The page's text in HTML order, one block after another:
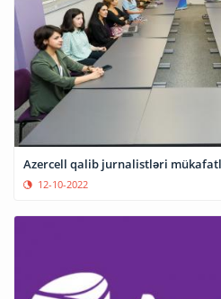
Azercell qalib jurnalistləri
12-10-2022